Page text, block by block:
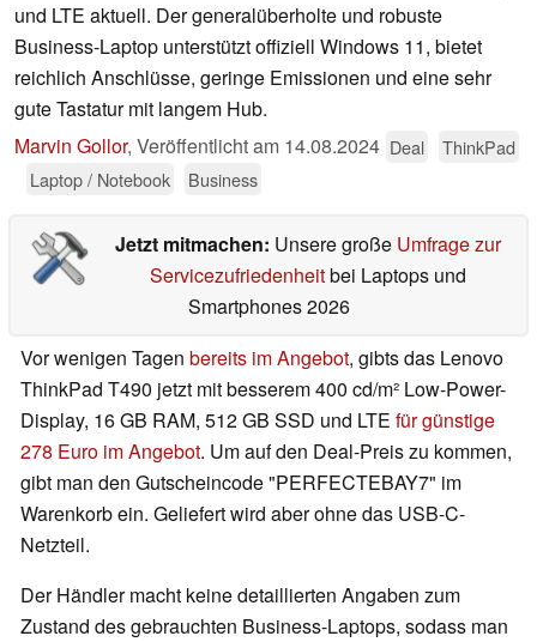
und LTE aktuell. Der generalüberholte und robuste
Business-Laptop unterstützt offiziell Windows 11, bietet
reichlich Anschlüsse, geringe Emissionen und eine sehr
gute Tastatur mit langem Hub.
Marvin Gollor, Veröffentlicht am 14.08.2024 Deal
ThinkPad
Laptop / Notebook
Business
Jetzt mitmachen: Unsere große Umfrage zur
Servicezufriedenheitbei Laptops und
Smartphones 2026
Vor wenigen Tagen bereits im Angebot, gibts das Lenovo
ThinkPad T490 jetzt mit besserem 400 cd/m² Low-Power-
Display, 16 GB RAM, 512 GB SSD und LTE für günstige
278 Euro im Angebot. Um auf den Deal-Preis zu kommen,
gibt man den Gutscheincode "PERFECTEBAY7" im
Warenkorb ein. Geliefert wird aber ohne das USB-C-
Netzteil.
Der Händler macht keine detaillierten Angaben zum
Zustand des gebrauchten Business-Laptops, sodass man